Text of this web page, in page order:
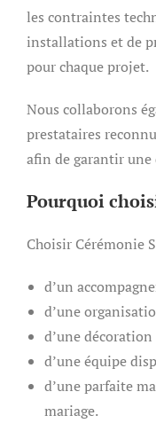
les contraintes
installations et de
pour chaque projet.
Nous collaborons
prestataires
afin de garantir une
Pourquoi
Choisir Cérémonie
d’un
d’une
d’une
d’une équipe
d’une parfaite
mariage.